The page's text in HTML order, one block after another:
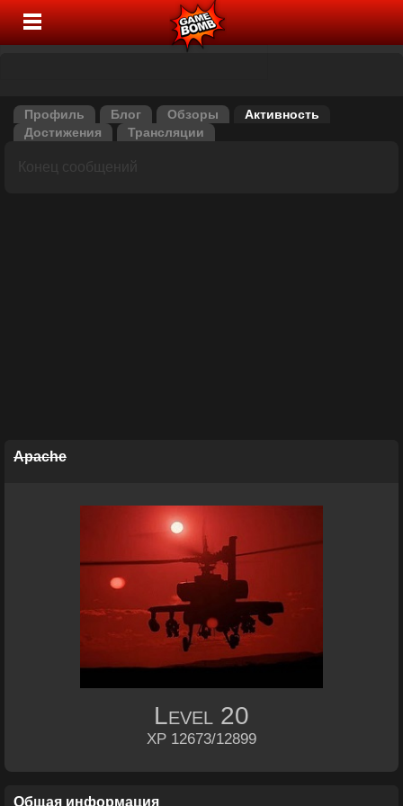
Профиль Блог Обзоры
Активность
Достижения
Трансляции
Apache
Level 20
XP 12673/12899
Общая информация